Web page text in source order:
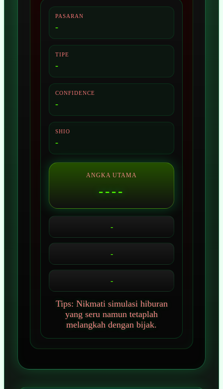
PASARAN
-
TIPE
-
CONFIDENCE
-
SHIO
-
ANGKA UTAMA
----
-
-
-
Tips: Nikmati simulasi hiburan
yang seru namun tetaplah
melangkah dengan bijak.